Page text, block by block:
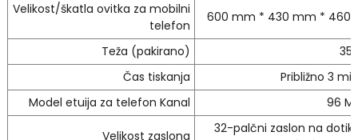
Velikost/škatla ovitka za mobilni
telefon
600 mm * 430 mm * 460
Teža (pakirano)
Čas tiskanja
Približno 3
Model etuija za telefon Kanal
96
Velikost zaslona
32-palčni zaslon na